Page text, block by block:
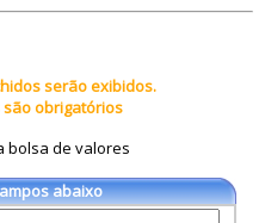
serão exibidos.
são obrigatórios
bolsa de valores
abaixo